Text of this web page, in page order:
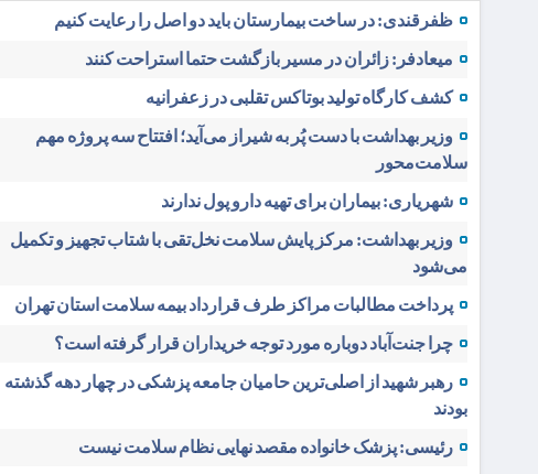
ظفرقندی: در ساخت بیمارستان باید دو اصل را رعایت کنیم
میعادفر: زائران در مسیر بازگشت حتما استراحت کنند
کشف کارگاه تولید بوتاکس تقلبی در زعفرانیه
وزیر بهداشت با دست پُر به شیراز می‌آید؛ افتتاح سه پروژه مهم
سلامت‌محور
شهریاری: بیماران برای تهیه دارو پول ندارند
وزیر بهداشت: مرکز پایش سلامت نخل‌تقی با شتاب تجهیز و تکمیل
می‌شود
پرداخت مطالبات مراکز طرف قرارداد بیمه سلامت استان تهران
چرا جنت‌آباد دوباره مورد توجه خریداران قرار گرفته است؟
رهبر شهید از اصلی‌ترین حامیان جامعه پزشکی در چهار دهه گذشته
بودند
رئیسی: پزشک خانواده مقصد نهایی نظام سلامت نیست